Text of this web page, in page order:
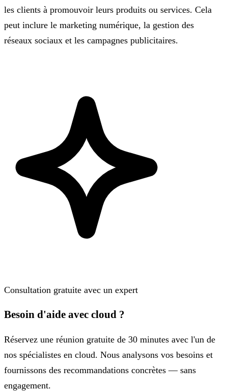
les clients à promouvoir leurs produits ou services. Cela
peut inclure le marketing numérique, la gestion des
réseaux sociaux et les campagnes publicitaires.
Consultation gratuite avec un expert
Besoin d'aide avec cloud ?
Réservez une réunion gratuite de 30 minutes avec l'un de
nos spécialistes en cloud. Nous analysons vos besoins et
fournissons des recommandations concrètes — sans
engagement.